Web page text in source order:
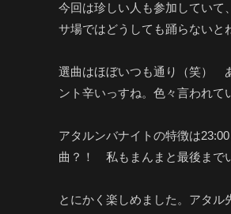
今回は珍しい人も参加していて
サ場ではどうしても踊らないと
選曲はほぼいつも通り（笑）
ント辛いっすね。色々言われて
アタルンバナイトの特徴は
曲？！ 私もまんまと最後まで
とにかく楽しめました。アタル